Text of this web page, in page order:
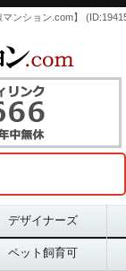
ンション.com】
デザイナーズ
ペット飼育可